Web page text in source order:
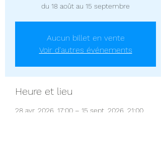
du 18 août au 15 septembre
Aucun billet en vente
Voir d'autres événements
Heure et lieu
28 avr. 2026, 17:00 – 15 sept. 2026, 21:00